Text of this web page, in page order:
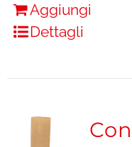
Aggiungi
Dettagli